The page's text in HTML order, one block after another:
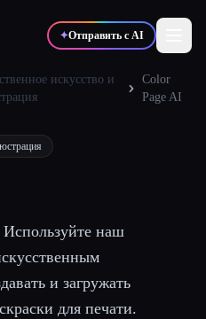
✦Отправить с AI
🎬Креаторы
искусство и
Color
Page AI
наш
и загружать
для печати.